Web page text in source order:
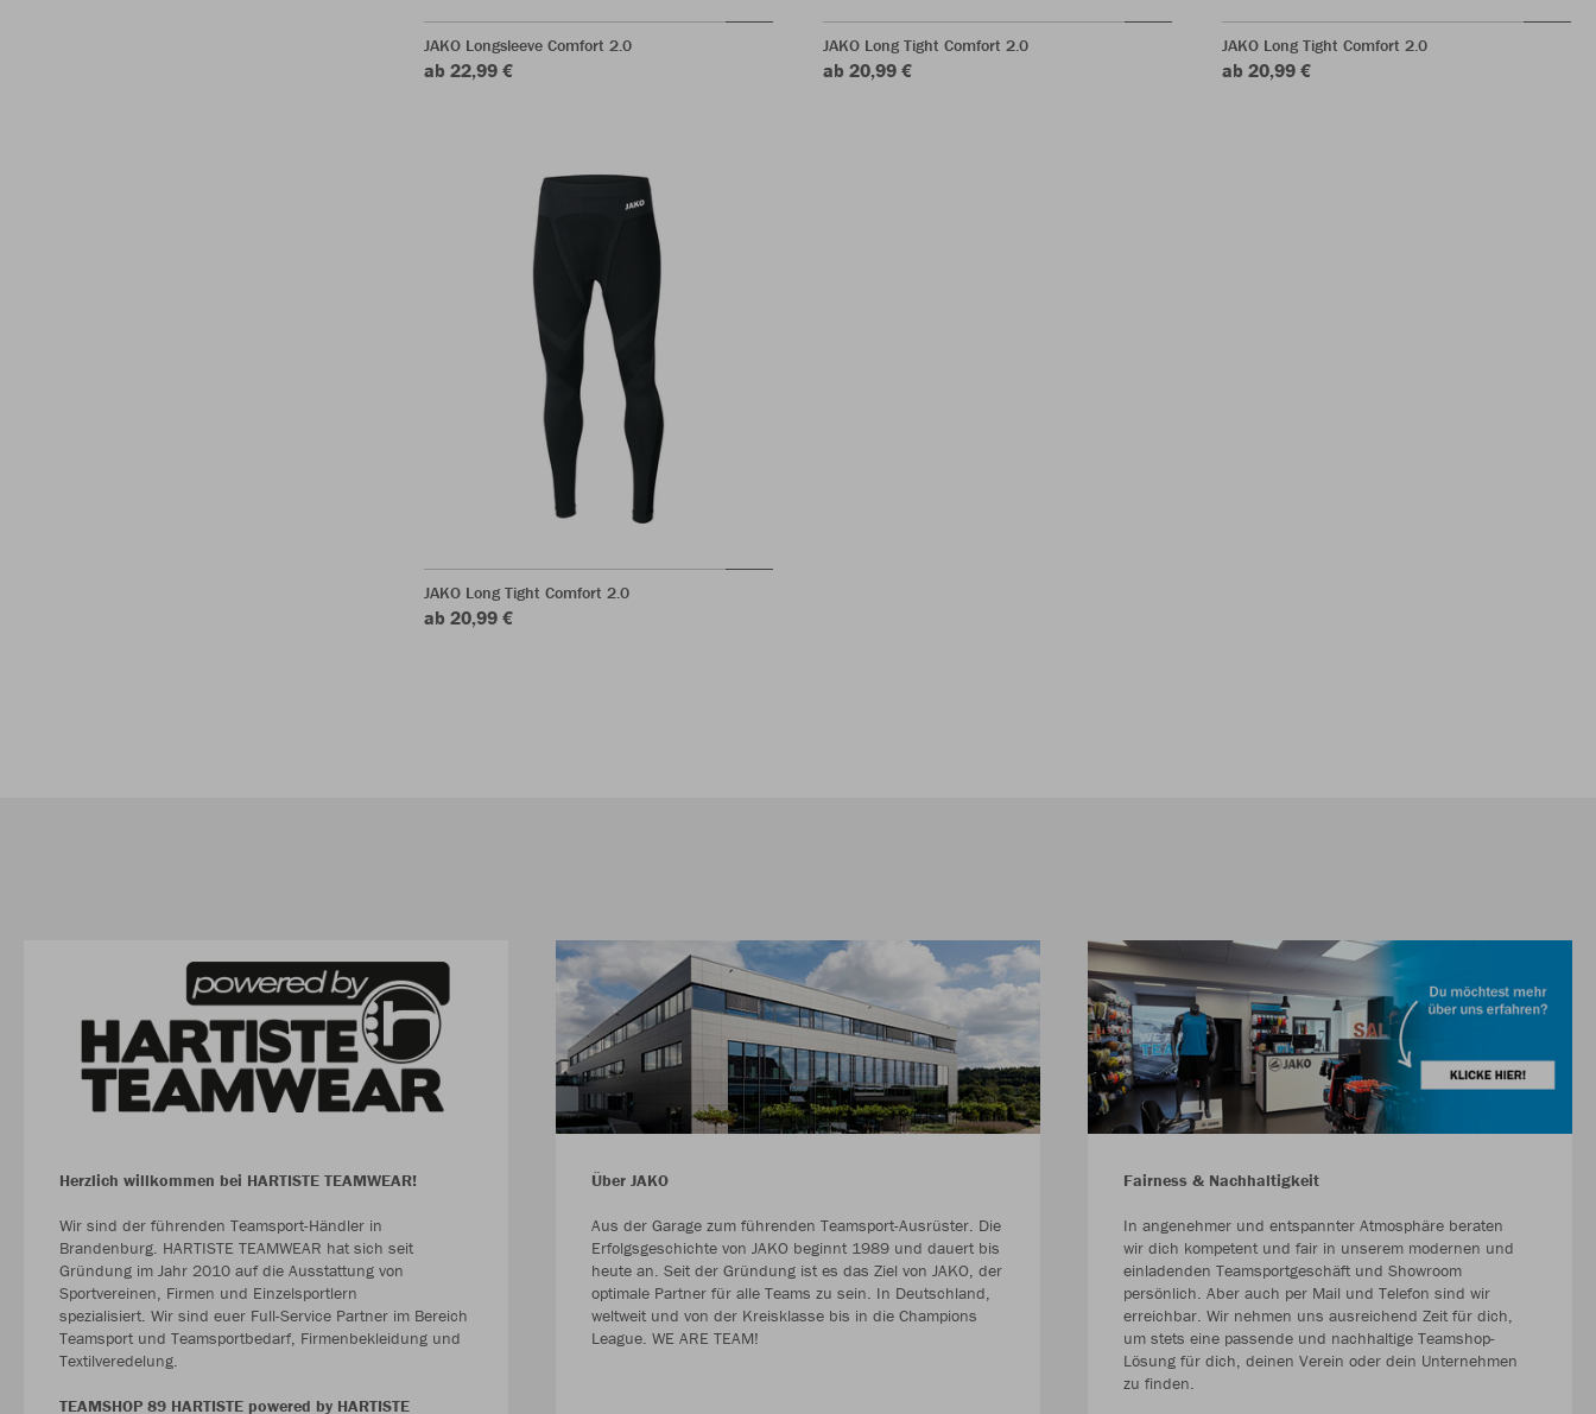
JAKO Longsleeve Comfort 2.0
ab 22,99 €
JAKO Long Tight Comfort 2.0
ab 20,99 €
JAKO Long Tight Comfort 2.0
ab 20,99 €
JAKO Long Tight Comfort 2.0
ab 20,99 €
Herzlich willkommen bei HARTISTE TEAMWEAR!
Wir sind der führenden Teamsport-Händler in
Brandenburg. HARTISTE TEAMWEAR hat sich seit
Gründung im Jahr 2010 auf die Ausstattung von
Sportvereinen, Firmen und Einzelsportlern
spezialisiert. Wir sind euer Full-Service Partner im Bereich
Teamsport und Teamsportbedarf, Firmenbekleidung und
Textilveredelung.
TEAMSHOP 89 HARTISTE powered by HARTISTE
Über JAKO
Aus der Garage zum führenden Teamsport-Ausrüster. Die
Erfolgsgeschichte von JAKO beginnt 1989 und dauert bis
heute an. Seit der Gründung ist es das Ziel von JAKO, der
optimale Partner für alle Teams zu sein. In Deutschland,
weltweit und von der Kreisklasse bis in die Champions
League. WE ARE TEAM!
Fairness & Nachhaltigkeit
In angenehmer und entspannter Atmosphäre beraten
wir dich kompetent und fair in unserem modernen und
einladenden Teamsportgeschäft und Showroom
persönlich. Aber auch per Mail und Telefon sind wir
erreichbar. Wir nehmen uns ausreichend Zeit für dich,
um stets eine passende und nachhaltige Teamshop-
Lösung für dich, deinen Verein oder dein Unternehmen
zu finden.